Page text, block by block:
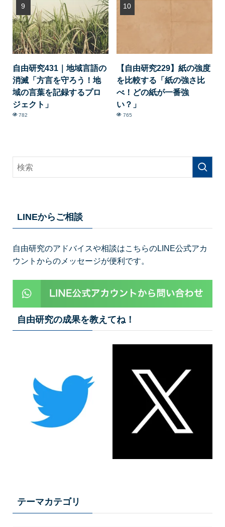
自由研究431｜地域言語の
消滅「方言を守ろう！地
域の言葉を記録するプロ
ジェクト」
782
【自由研究229】紙の強度
を比較する「紙の強さ比
べ！どの紙が一番強
い？」
765
LINEからご相談
自由研究のアドバイスや相談はこちらのLINE公式アカ
ウントからのメッセージが便利です。
自由研究の成果を教えてね！
テーマカテゴリ